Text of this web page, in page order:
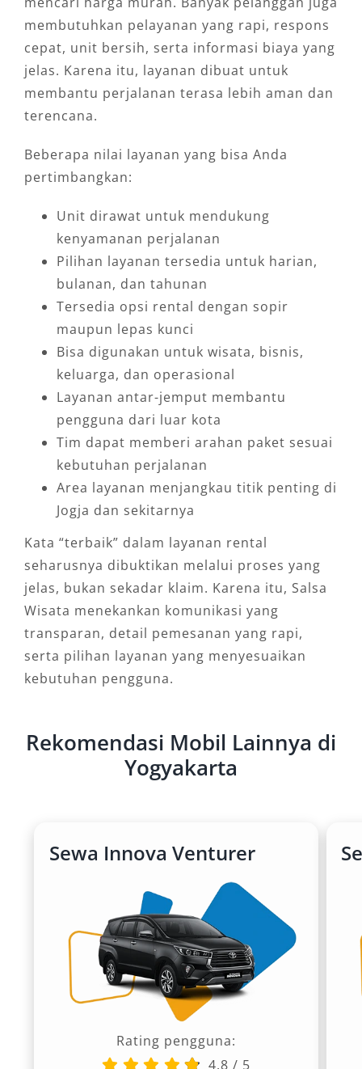
membutuhkan pelayanan yang rapi, respons
cepat, unit bersih, serta informasi biaya yang
jelas. Karena itu, layanan dibuat untuk
membantu perjalanan terasa lebih aman dan
terencana.
Beberapa nilai layanan yang bisa Anda
pertimbangkan:
Unit dirawat untuk mendukung
kenyamanan perjalanan
Pilihan layanan tersedia untuk harian,
bulanan, dan tahunan
Tersedia opsi rental dengan sopir
maupun lepas kunci
Bisa digunakan untuk wisata, bisnis,
keluarga, dan operasional
Layanan antar-jemput membantu
pengguna dari luar kota
Tim dapat memberi arahan paket sesuai
kebutuhan perjalanan
Area layanan menjangkau titik penting di
Jogja dan sekitarnya
Kata “terbaik” dalam layanan rental
seharusnya dibuktikan melalui proses yang
jelas, bukan sekadar klaim. Karena itu, Salsa
Wisata menekankan komunikasi yang
transparan, detail pemesanan yang rapi,
serta pilihan layanan yang menyesuaikan
kebutuhan pengguna.
Rekomendasi Mobil Lainnya di
Yogyakarta
Sewa Innova Venturer
Rating pengguna:
4.8 / 5